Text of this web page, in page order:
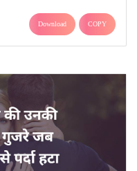
Download COPY